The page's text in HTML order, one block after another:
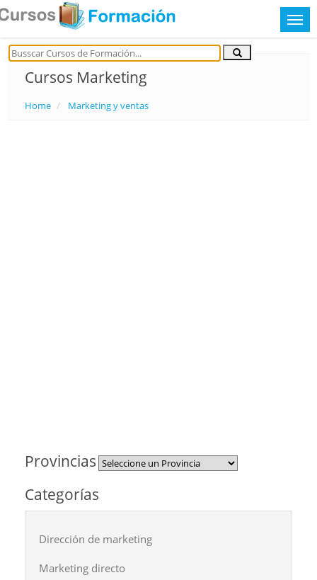
Cursos Marketing
Home Marketing y ventas
Provincias
Categorías
Dirección de marketing
Marketing directo